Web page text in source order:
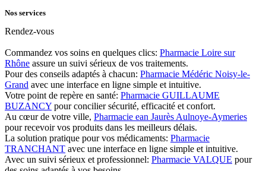
Nos services
Rendez-vous
Commandez vos soins en quelques clics: Pharmacie Loire sur
Rhône assure un suivi sérieux de vos traitements.
Pour des conseils adaptés à chacun: Pharmacie Médéric Noisy-le-
Grand avec une interface en ligne simple et intuitive.
Votre point de repère en santé: Pharmacie GUILLAUME
BUZANCY pour concilier sécurité, efficacité et confort.
Au cœur de votre ville, Pharmacie ean Jaurès Aulnoye-Aymeries
pour recevoir vos produits dans les meilleurs délais.
La solution pratique pour vos médicaments: Pharmacie
TRANCHANT avec une interface en ligne simple et intuitive.
Avec un suivi sérieux et professionnel: Pharmacie VALQUE pour